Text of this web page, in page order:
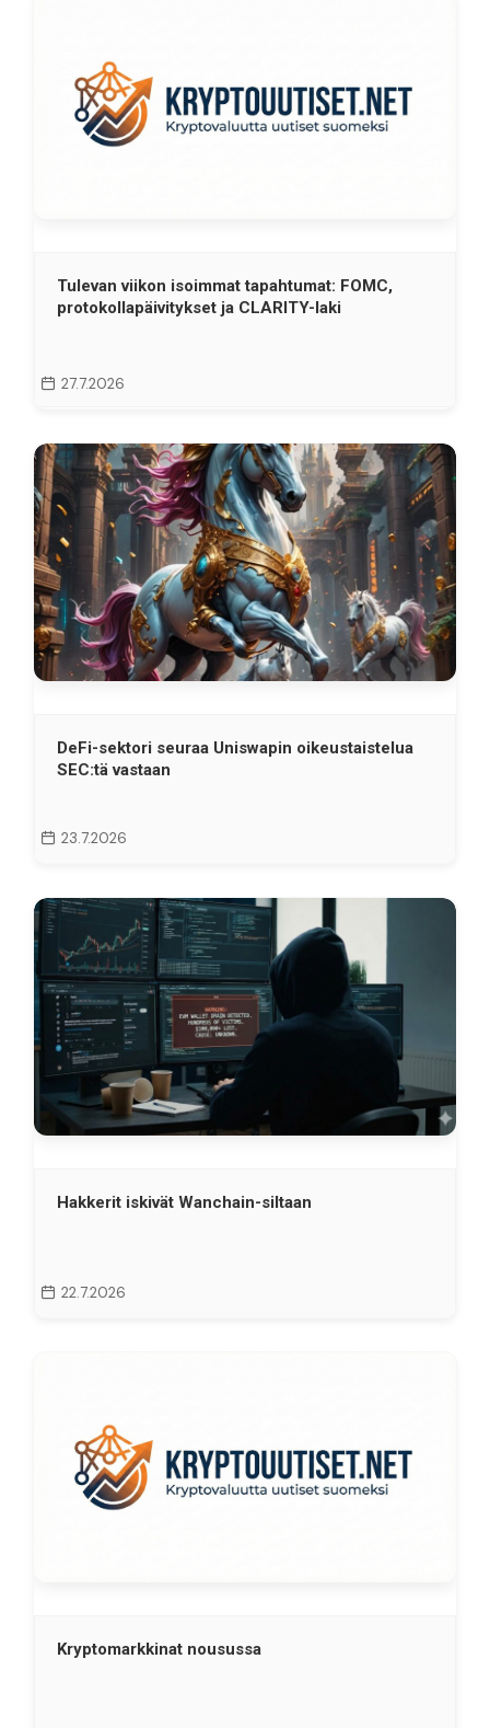
Tulevan viikon isoimmat tapahtumat: FOMC,
protokollapäivitykset ja CLARITY-laki
27.7.2026
DeFi-sektori seuraa Uniswapin oikeustaistelua
SEC:tä vastaan
23.7.2026
Hakkerit iskivät Wanchain-siltaan
22.7.2026
Kryptomarkkinat nousussa